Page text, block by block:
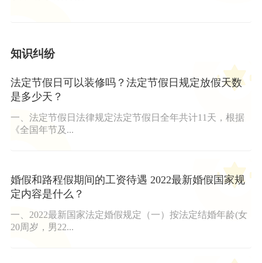
知识纠纷
法定节假日可以装修吗？法定节假日规定放假天数
是多少天？
一、法定节假日法律规定法定节假日全年共计11天，根据
《全国年节及...
婚假和路程假期间的工资待遇 2022最新婚假国家规
定内容是什么？
一、2022最新国家法定婚假规定（一）按法定结婚年龄(女
20周岁，男22...